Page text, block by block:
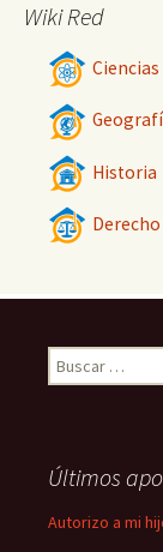
Wiki Red
Ciencias
Historia
Derecho
Buscar:
Últimos
Autorizo a mi